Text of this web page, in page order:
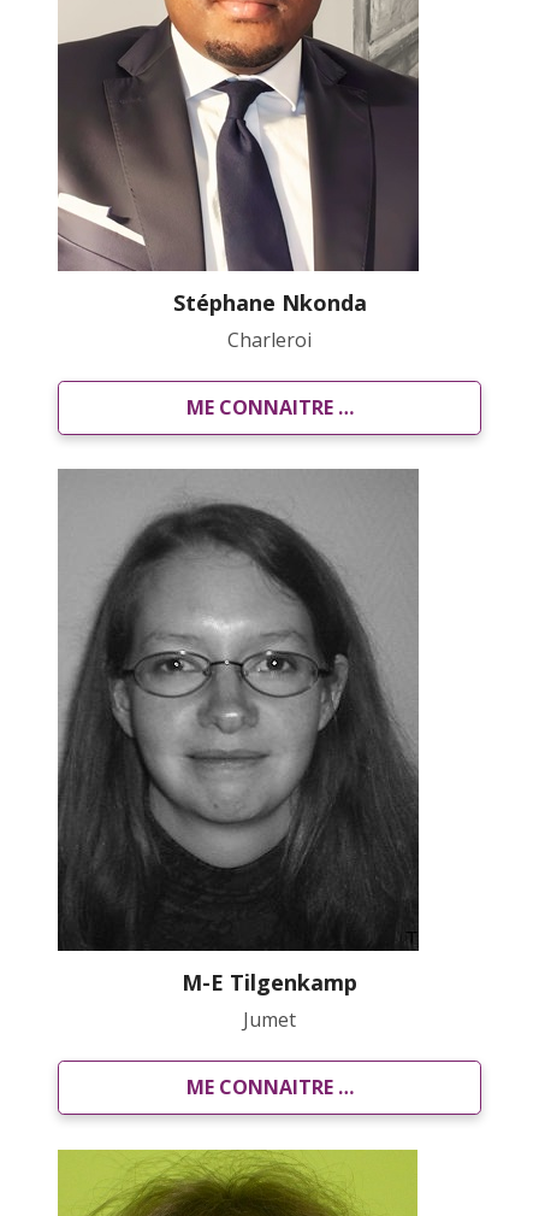
Stéphane Nkonda
Charleroi
ME CONNAITRE …
M-E Tilgenkamp
Jumet
ME CONNAITRE …